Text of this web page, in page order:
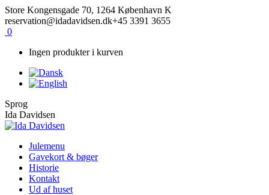
Skip
to
content
Facebook
Instagram
Store Kongensgade 70, 1264 København K
reservation@idadavidsen.dk+45 3391 3655
0
Ingen produkter i kurven
Sprog
Ida Davidsen
Julemenu
Gavekort & bøger
Historie
Kontakt
Ud af huset